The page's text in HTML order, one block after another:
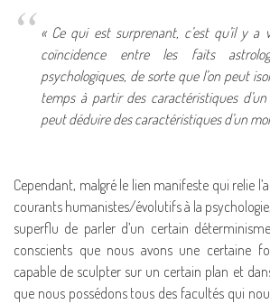
« Ce qui est surprenant, c’est qu’il y a
coïncidence entre les faits
psychologiques, de sorte que l’on peut
temps à partir des caractéristiques
peut déduire des caractéristiques d’un
Cependant, malgré le lien manifeste qui relie
courants humanistes/évolutifs à la
superflu de parler d’un certain
conscients que nous avons une certaine
capable de sculpter sur un certain plan et
que nous possédons tous des facultés qui